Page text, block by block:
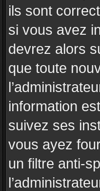
ils sont
si vous avez
devrez alors
que toute
information
suivez ses
vous ayez
un filtre anti-